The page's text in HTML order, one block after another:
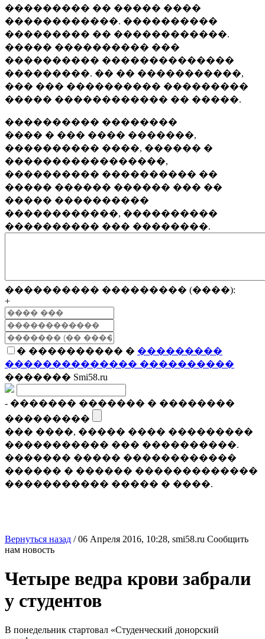
��������� �� ����� ����
������������. ����������
��������� �� ������������.
����� ���������� ���
���������� ��������������
���������. �� �� �����������,
��� ��� ���������� ���������
����� ������������ �� �����.
���������� ��������
���� � ��� ���� �������,
���������� ����, ������ �
�����������������,
���������� ���������� ��
����� ������ ������ ��� ��
����� ����������
������������, ����������
���������� ��� ��������.
���������� ��������� (����):
+
� ���������� � ���������
�������������� ����������
������� Smi58.ru
- ������� ������� � ��������
���������
��� ����, ����� ���� ���������
����������� ��� ����������.
������� ����� ������������
������ � ������ �������������
����������� ����� � ����.
Вернуться назад /06 Апреля 2016, 10:28, smi58.ru Сообщить
нам новость
Четыре ведра крови забрали
у студентов
В понедельник стартовал «Студенческий донорский